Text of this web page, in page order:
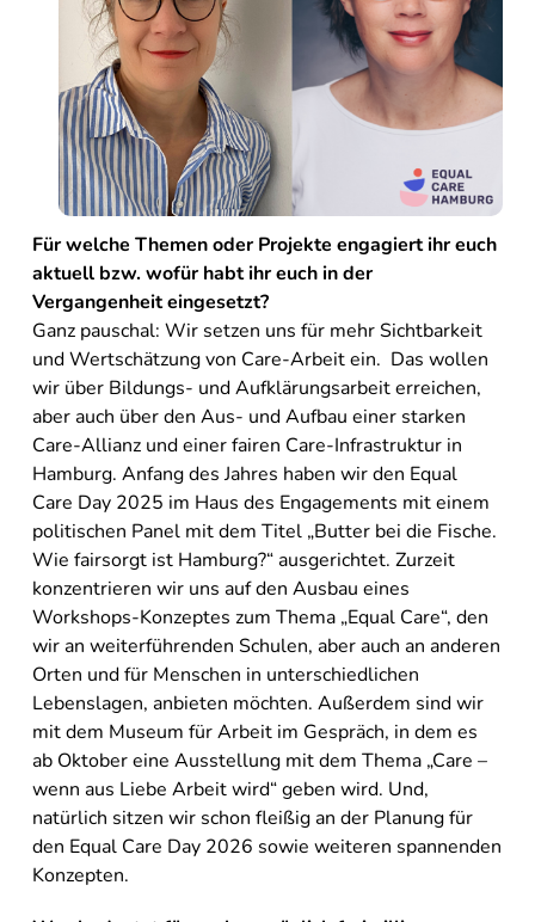
Für welche Themen oder Projekte engagiert ihr euch
aktuell bzw. wofür habt ihr euch in der
Vergangenheit eingesetzt?
Ganz pauschal: Wir setzen uns für mehr Sichtbarkeit
und Wertschätzung von Care-Arbeit ein. Das wollen
wir über Bildungs- und Aufklärungsarbeit erreichen,
aber auch über den Aus- und Aufbau einer starken
Care-Allianz und einer fairen Care-Infrastruktur in
Hamburg. Anfang des Jahres haben wir den Equal
Care Day 2025 im Haus des Engagements mit einem
politischen Panel mit dem Titel „Butter bei die Fische.
Wie fairsorgt ist Hamburg?“ ausgerichtet. Zurzeit
konzentrieren wir uns auf den Ausbau eines
Workshops-Konzeptes zum Thema „Equal Care“, den
wir an weiterführenden Schulen, aber auch an anderen
Orten und für Menschen in unterschiedlichen
Lebenslagen, anbieten möchten. Außerdem sind wir
mit dem Museum für Arbeit im Gespräch, in dem es
ab Oktober eine Ausstellung mit dem Thema „Care –
wenn aus Liebe Arbeit wird“ geben wird. Und,
natürlich sitzen wir schon fleißig an der Planung für
den Equal Care Day 2026 sowie weiteren spannenden
Konzepten.